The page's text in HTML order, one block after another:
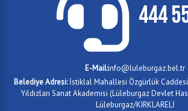
444
E-Mail:info@luleburgaz.bel.tr
Belediye Adresi:İstiklal Mahallesi Özgürlük
Yıldızları Sanat Akademisi (Lüleburgaz Devlet
Lüleburgaz/KIRKLARELİ